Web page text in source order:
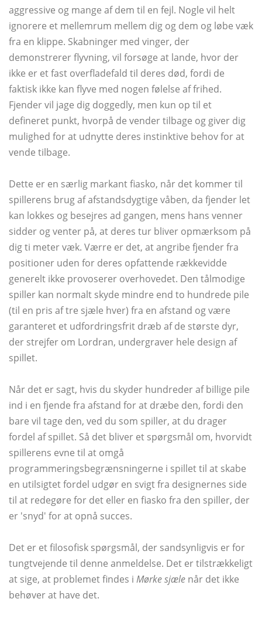
aggressive og mange af dem til en fejl. Nogle vil helt
ignorere et mellemrum mellem dig og dem og løbe væk
fra en klippe. Skabninger med vinger, der
demonstrerer flyvning, vil forsøge at lande, hvor der
ikke er et fast overfladefald til deres død, fordi de
faktisk ikke kan flyve med nogen følelse af frihed.
Fjender vil jage dig doggedly, men kun op til et
defineret punkt, hvorpå de vender tilbage og giver dig
mulighed for at udnytte deres instinktive behov for at
vende tilbage.
Dette er en særlig markant fiasko, når det kommer til
spillerens brug af afstandsdygtige våben, da fjender let
kan lokkes og besejres ad gangen, mens hans venner
sidder og venter på, at deres tur bliver opmærksom på
dig ti meter væk. Værre er det, at angribe fjender fra
positioner uden for deres opfattende rækkevidde
generelt ikke provoserer overhovedet. Den tålmodige
spiller kan normalt skyde mindre end to hundrede pile
(til en pris af tre sjæle hver) fra en afstand og være
garanteret et udfordringsfrit dræb af de største dyr,
der strejfer om Lordran, undergraver hele design af
spillet.
Når det er sagt, hvis du skyder hundreder af billige pile
ind i en fjende fra afstand for at dræbe den, fordi den
bare vil tage den, ved du som spiller, at du drager
fordel af spillet. Så det bliver et spørgsmål om, hvorvidt
spillerens evne til at omgå
programmeringsbegrænsningerne i spillet til at skabe
en utilsigtet fordel udgør en svigt fra designernes side
til at redegøre for det eller en fiasko fra den spiller, der
er 'snyd' for at opnå succes.
Det er et filosofisk spørgsmål, der sandsynligvis er for
tungtvejende til denne anmeldelse. Det er tilstrækkeligt
at sige, at problemet findes i Mørke sjæle når det ikke
behøver at have det.